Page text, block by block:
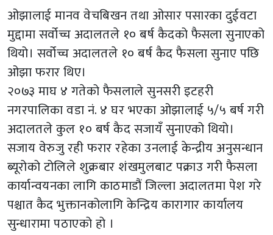
ओझालाई मानव वेचबिखन तथा ओसार पसारका दुईवटा
मुद्दामा सर्वोच्च अदालतले १० बर्ष कैदको फैसला सुनाएको
थियो। सर्वोच्च अदालतले १० बर्ष कैद फैसला सुनाए पछि
ओझा फरार थिए।
२०७३ माघ ४ गतेको फैसलाले सुनसरी इटहरी
नगरपालिका वडा नं. ४ घर भएका ओझालाई ५/५ बर्ष गरी
अदालतले कुल १० बर्ष कैद सजायँ सुनाएको थियो।
सजाय वेरुजु रही फरार रहेका उनलाई केन्द्रीय अनुसन्धान
ब्यूरोको टोलिले शुक्रबार शंखमुलबाट पक्राउ गरी फैसला
कार्यान्वयनका लागि काठमाडौं जिल्ला अदालतमा पेश गरे
पश्चात कैद भुक्तानकोलागि केन्द्रिय कारागार कार्यालय
सुन्धारामा पठाएको हो ।